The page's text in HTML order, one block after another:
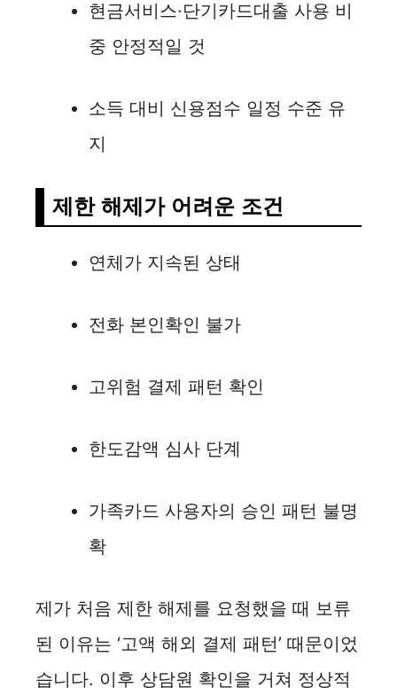
현금서비스·단기카드대출 사용 비
중 안정적일 것
소득 대비 신용점수 일정 수준 유
지
제한 해제가 어려운 조건
연체가 지속된 상태
전화 본인확인 불가
고위험 결제 패턴 확인
한도감액 심사 단계
가족카드 사용자의 승인 패턴 불명
확
제가 처음 제한 해제를 요청했을 때 보류
된 이유는 ‘고액 해외 결제 패턴’ 때문이었
습니다. 이후 상담원 확인을 거쳐 정상적